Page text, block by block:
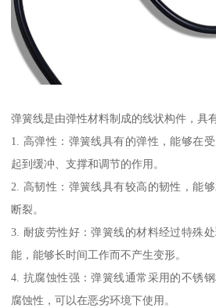
弹簧线是由弹性材料制成的线状构件，具
1. 高弹性：弹簧线具有的弹性，能够在
起到缓冲、支撑和调节的作用。
2. 高韧性：弹簧线具有较高的韧性，能
断裂。
3. 耐疲劳性好：弹簧线的材料经过特殊
能，能够长时间工作而不产生变形。
4. 抗腐蚀性强：弹簧线通常采用的不锈
腐蚀性，可以在恶劣环境下使用。